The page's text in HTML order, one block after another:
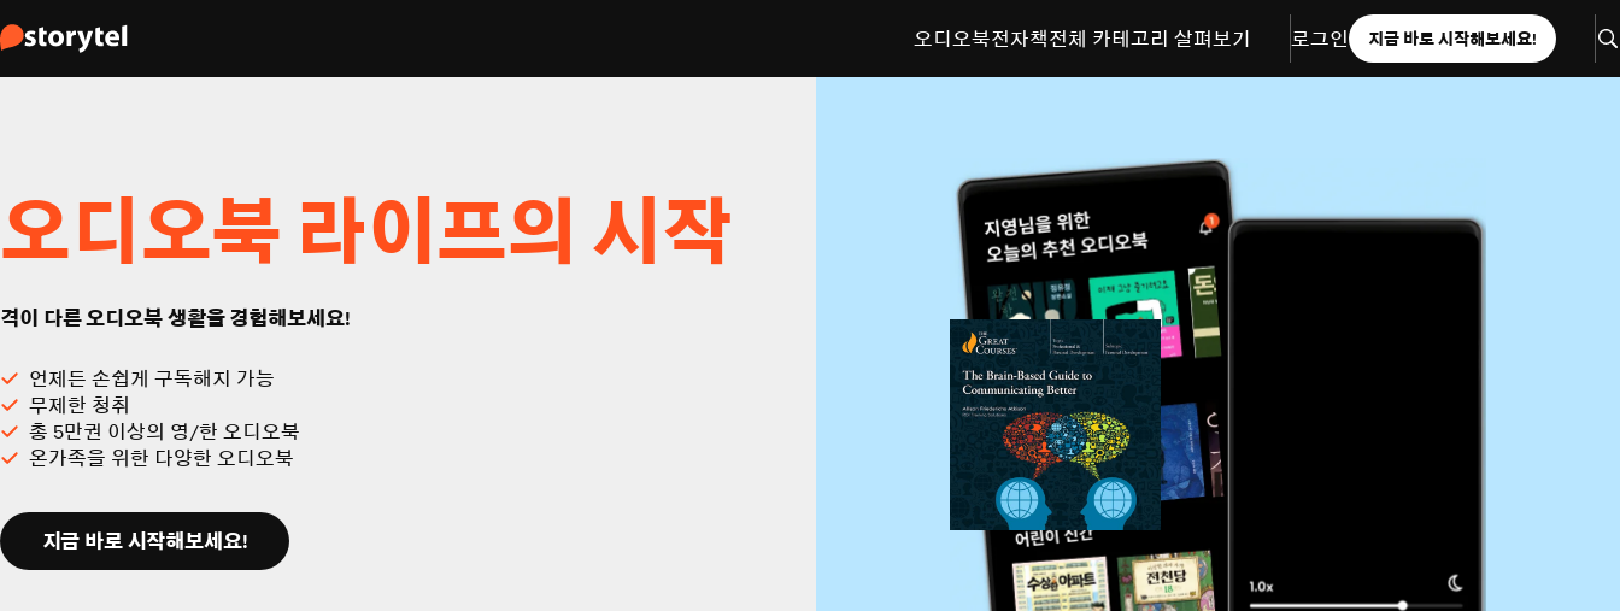
오디오북전자책전체 카테고리 살펴보기 로그인 지금 바로 시작해보세요!
오디오북 라이프의 시작
격이 다른 오디오북 생활을 경험해보세요!
언제든 손쉽게 구독해지 가능
무제한 청취
총 5만권 이상의 영/한 오디오북
온가족을 위한 다양한 오디오북
지금 바로 시작해보세요!